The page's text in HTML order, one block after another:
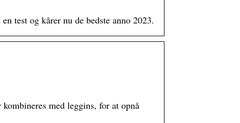
test og kårer nu de bedste anno 2023.
med leggins, for at opnå